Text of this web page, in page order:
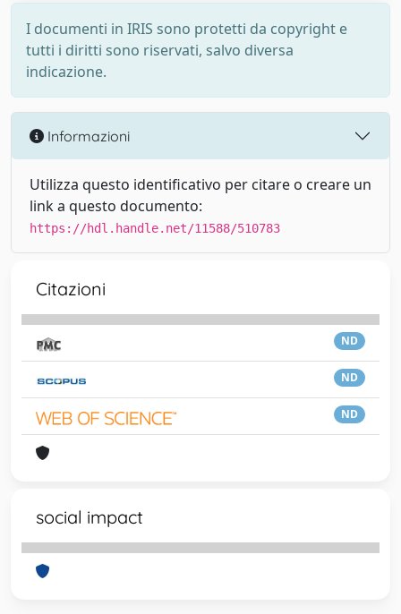
I documenti in IRIS sono protetti da copyright e
tutti i diritti sono riservati, salvo diversa
indicazione.
Informazioni
Utilizza questo identificativo per citare o creare un
link a questo documento:
https://hdl.handle.net/11588/510783
Citazioni
ND
ND
ND
social impact